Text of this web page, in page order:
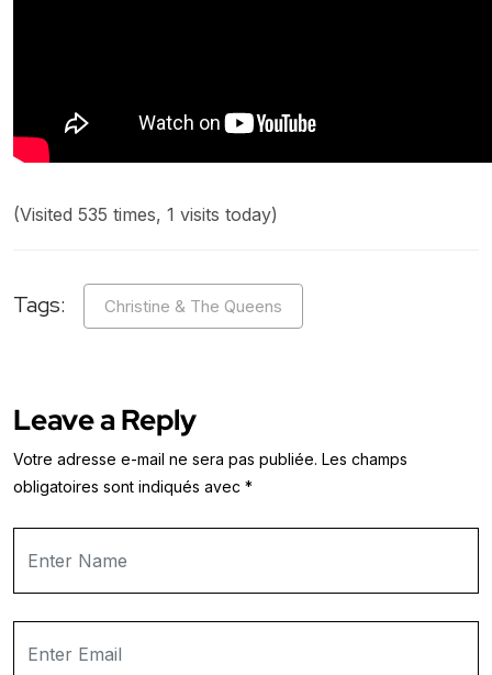
(Visited 535 times, 1 visits today)
Tags: Christine & The Queens
Leave a Reply
Votre adresse e-mail ne sera pas publiée. Les champs
obligatoires sont indiqués avec *